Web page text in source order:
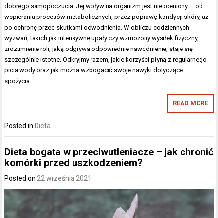
dobrego samopoczucia. Jej wpływ na organizm jest nieoceniony – od
wspierania procesów metabolicznych, przez poprawę kondycji skóry, aż
po ochronę przed skutkami odwodnienia. W obliczu codziennych
wyzwań, takich jak intensywne upały czy wzmożony wysiłek fizyczny,
zrozumienie roli, jaką odgrywa odpowiednie nawodnienie, staje się
szczególnie istotne. Odkryjmy razem, jakie korzyści płyną z regularnego
picia wody oraz jak można wzbogacić swoje nawyki dotyczące
spożycia…
READ MORE
Posted in Dieta
Dieta bogata w przeciwutleniacze – jak chronić
komórki przed uszkodzeniem?
Posted on 22 września 2021